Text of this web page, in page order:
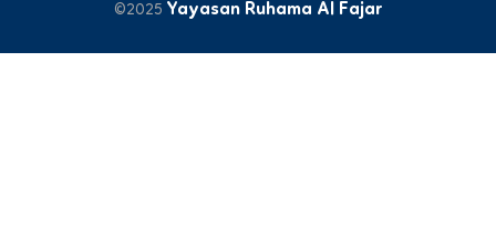
©2025 Yayasan Ruhama Al Fajar